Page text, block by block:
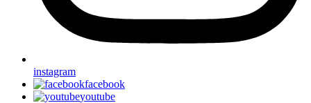
instagram
facebook
youtube